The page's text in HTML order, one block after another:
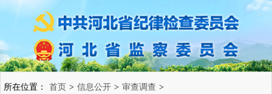
所在位置： 首页 > 信息公开 > 审查调查 >